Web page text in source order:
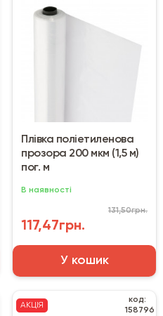
Плівка поліетиленова
прозора 200 мкм (1,5 м)
пог. м
В наявності
117,47грн.
131,50грн.
У кошик
АКЦІЯ
код:
158796